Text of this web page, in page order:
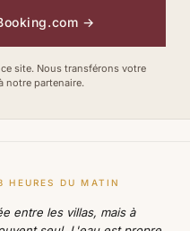
→
site. Nous transférons votre
notre partenaire.
HEURES DU MATIN
entre les villas, mais à